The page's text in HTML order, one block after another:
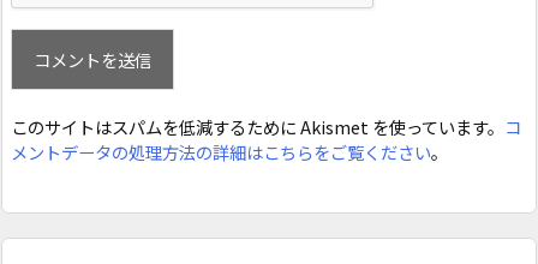
このサイトはスパムを低減するために Akismet を使っています。 コ
メントデータの処理方法の詳細はこちらをご覧ください。